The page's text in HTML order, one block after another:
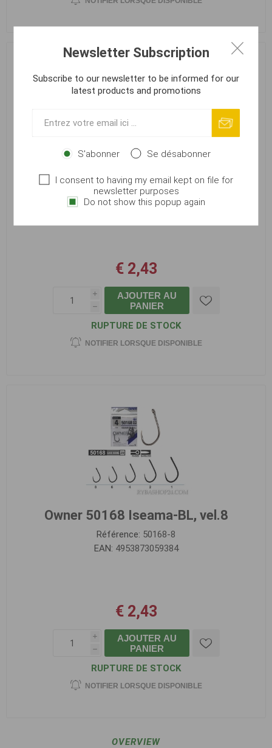
Owner 50168 Iseama-BL, vel.6
Référence: 50168-6
EAN: 4953873059391
€ 2,43
i
h
AJOUTER AU
PANIER
RUPTURE DE STOCK
NOTIFIER LORSQUE DISPONIBLE
Owner 50168 Iseama-BL, vel.8
Référence: 50168-8
EAN: 4953873059384
€ 2,43
i
h
AJOUTER AU
PANIER
RUPTURE DE STOCK
NOTIFIER LORSQUE DISPONIBLE
OVERVIEW
Newsletter Subscription
Subscribe to our newsletter to be informed for our
latest products and promotions
S'abonner Se désabonner
I consent to having my email kept on file for
newsletter purposes
Do not show this popup again